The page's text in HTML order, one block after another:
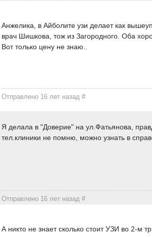
Анжелика, в Айболите узи делает как
врач Шишкова, тож из Загородного. Оба
Вот только цену не знаю..
Отправлено 16 лет назад#
Я делала в "Доверие" на ул.Фатьянова,
тел.клиники не помню, можно узнать в
Отправлено 16 лет назад#
А никто не знает сколько стоит УЗИ во 2-м